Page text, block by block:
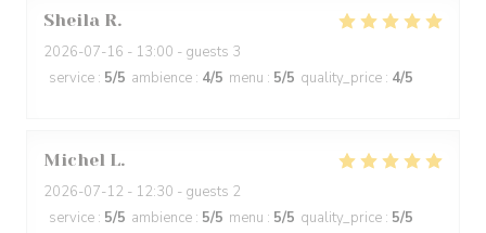
Sheila R
2026-07-16 - 13:00 - guests 3
service : 5/5 ambience : 4/5 menu : 5/5 quality_price : 4/5
Michel L
2026-07-12 - 12:30 - guests 2
service : 5/5 ambience : 5/5 menu : 5/5 quality_price : 5/5